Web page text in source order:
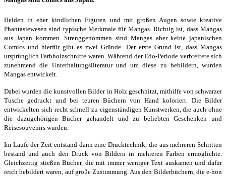
Helden in eher kindlichen Figuren und mit großen Augen sowie kreative
Phantasiewesen sind typische Merkmale für Mangas. Richtig ist, dass Mangas
aus Japan kommen. Strenggenommen sind Mangas aber keine japanischen
Comics und hierfür gibt es zwei Gründe. Der erste Grund ist, dass Mangas
ursprünglich Farbholzschnitte waren. Während der Edo-Periode verbreitete sich
zunehmend die Unterhaltungsliteratur und um diese zu bebildern, wurden
Mangas entwickelt.
Dabei wurden die kunstvollen Bilder in Holz geschnitzt, mithilfe von schwarzer
Tusche gedruckt und bei teuren Büchern von Hand koloriert. Die Bilder
entwickelten sich recht schnell zu eigenständigen Kunstwerken, die auch ohne
die dazugehörigen Bücher gehandelt und zu beliebten Geschenken und
Reisesouvenirs wurden.
Im Laufe der Zeit entstand dann eine Drucktechnik, die aus mehreren Schritten
bestand und auch den Druck von Bildern in mehreren Farben ermöglichte.
Gleichzeitig stießen Bücher, die mit immer weniger Text auskamen und dafür
reich bebildert waren, auf große Zustimmung. Aus den Bilderbüchern, die e-hon